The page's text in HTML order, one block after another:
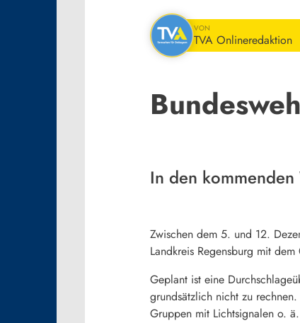
VON
TVA Onlineredaktion
In den
Zwischen dem 5. und 12.
Landkreis Regensburg mit
Geplant ist eine
grundsätzlich nicht zu
Gruppen mit Lichtsignalen o.